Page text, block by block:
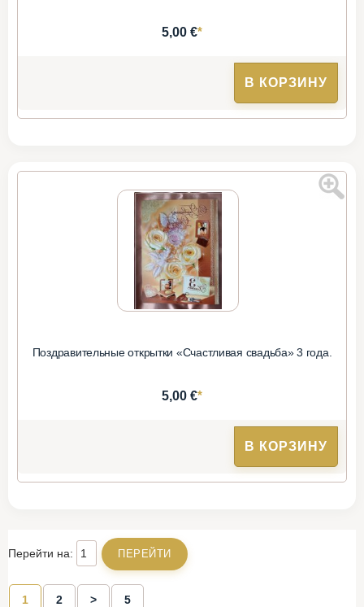
5,00 €*
В КОРЗИНУ
Поздравительные открытки «Счастливая свадьба» 3 года.
5,00 €*
В КОРЗИНУ
Перейти на:
1 2 > 5